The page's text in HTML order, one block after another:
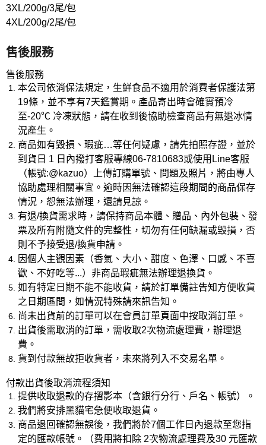
3XL/200g/3尾/包
4XL/200g/2尾/包
售後服務
售後服務
本公司依消保法規定，生鮮食品不適用於消費者保護法第
19條，並不享有7天鑑賞期。產品寄出時會確實預冷
至-20℃ 冷凍狀態，請在收到後協助檢查商品有無退冰情
況產生。
商品如有毀損、瑕疵…等任何疑慮，請先拍照存證，並於
到貨日 1 日內撥打客服專線06-7810683或使用Line客服
（帳號:@kazuo）上傳訂購單號、問題及照片，將由專人
協助處理相關事宜。逾時因無法確認這段期間的商品保存
情況，恕無法辦理，還請見諒。
有退/換貨需求時，請保持商品本體、贈品、內外包裝、發
票及所有附隨文件的完整性，切勿有任何缺漏或毀損，否
則不予接受退/換貨申請。
因個人主觀因素（香氣、大小、甜度、色澤、口感、不喜
歡、不好吃等...）非商品瑕疵無法辦理退換貨。
如有特定日期不能不能收貨，請於訂單備註告知方便收貨
之日期區間，如情況特殊請來訊告知。
尚未出貨前的訂單可以在會員訂單頁面中按取消訂單。
出貨後需取消的訂單，需收取2次物流處理費，辦理退
費。
貨到付款無故拒收貨者，未來將列入不交易名單。
付款出貨後取消流程須知
提供收取退款的存摺影本（含銀行分行、戶名、帳號）。
我們將安排黑貓宅急便收取退貨。
商品退回確認無誤後，我們將於7個工作日內退款至您指
定的匯款帳號。（費用將扣除 2次物流處理費及30 元匯款